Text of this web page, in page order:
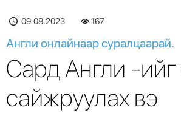
09.08.2023 167
Англи онлайнаар суралцаарай.
Сард Англи -ийг
сайжруулах вэ